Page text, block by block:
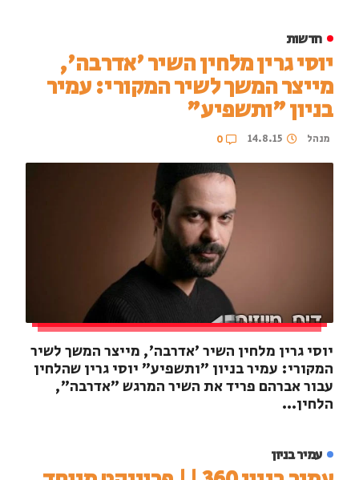
חדשות
יוסי גרין מלחין השיר 'אדרבה',
מייצר המשך לשיר המקורי: עמיר
בניון "ותשפיע"
מנהל 14.8.15
0
יוסי גרין מלחין השיר 'אדרבה', מייצר המשך לשיר
המקורי: עמיר בניון "ותשפיע" יוסי גרין שהלחין
עבור אברהם פריד את השיר המרגש "אדרבה",
הלחין...
עמיר בניון